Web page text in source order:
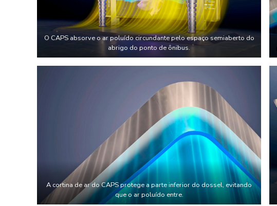
O CAPS absorve o ar poluído circundante pelo espaço semiaberto do
abrigo do ponto de ônibus.
A cortina de ar do CAPS protege a parte inferior do dossel, evitando
que o ar poluído entre.